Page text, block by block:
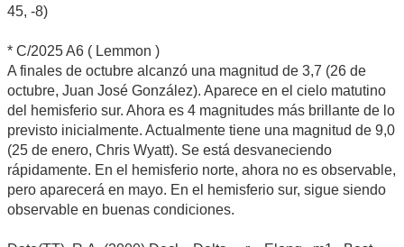
45, -8)
* C/2025 A6 ( Lemmon )
A finales de octubre alcanzó una magnitud de 3,7 (26 de
octubre, Juan José González). Aparece en el cielo matutino
del hemisferio sur. Ahora es 4 magnitudes más brillante de lo
previsto inicialmente. Actualmente tiene una magnitud de 9,0
(25 de enero, Chris Wyatt). Se está desvaneciendo
rápidamente. En el hemisferio norte, ahora no es observable,
pero aparecerá en mayo. En el hemisferio sur, sigue siendo
observable en buenas condiciones.